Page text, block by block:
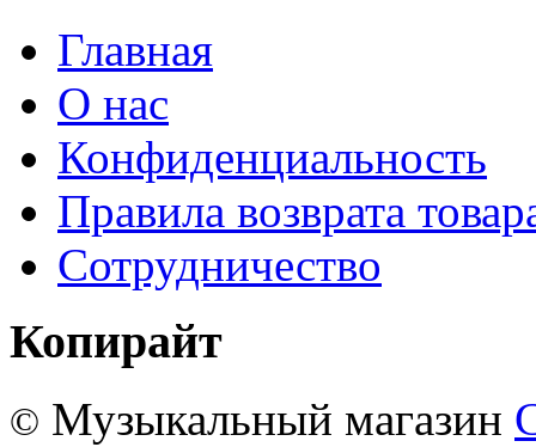
Главная
О нас
Конфиденциальность
Правила возврата
Сотрудничество
Копирайт
© Музыкальный магазин